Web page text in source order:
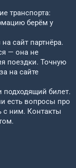
транспорта:
берём у
сайт партнёра.
— она не
поездки. Точную
на сайте
билет.
есть вопросы про
с ним. Контакты